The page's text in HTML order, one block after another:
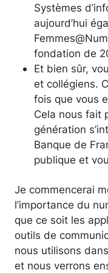
Systèmes
aujourd’hui
fondation de
Et bien sûr,
et collégiens.
fois que vous
Cela nous fait
génération
Banque de
publique et
Je commencerai
l’importance du
que ce soit les
outils de
nous utilisons
et nous verrons